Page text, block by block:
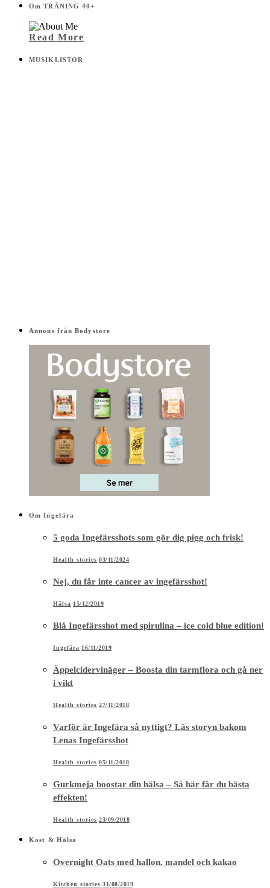
Om TRÄNING 40+
Read More
MUSIKLISTOR
Annons från Bodystore
Om Ingefära
5 goda Ingefärsshots som gör dig pigg och frisk!
Health stories 03/11/2024
Nej, du får inte cancer av ingefärsshot!
Hälsa 15/12/2019
Blå Ingefärsshot med spirulina – ice cold blue edition!
Ingefära 16/11/2019
Äppelcidervinäger – Boosta din tarmflora och gå ner
i vikt
Health stories 27/11/2018
Varför är Ingefära så nyttigt? Läs storyn bakom
Lenas Ingefärsshot
Health stories 05/11/2018
Gurkmeja boostar din hälsa – Så här får du bästa
effekten!
Health stories 23/09/2018
Kost & Hälsa
Overnight Oats med hallon, mandel och kakao
Kitchen stories 31/08/2019